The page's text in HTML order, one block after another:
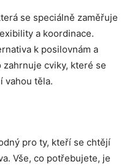
se speciálně zaměřuje
a koordinace.
k posilovnám a
cviky, které se
vahou těla.
pro ty, kteří se chtějí
Vše, co potřebujete, je